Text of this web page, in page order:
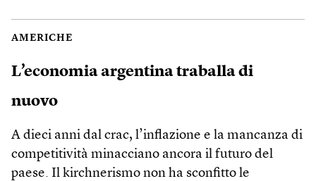
AMERICHE
L’economia argentina traballa di
nuovo
A dieci anni dal crac, l’inflazione e la mancanza di
competitività minacciano ancora il futuro del
paese. Il kirchnerismo non ha sconfitto le